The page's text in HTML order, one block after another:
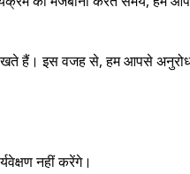
रखते हैं। इस वजह से, हम आपसे
नहीं करेंगे।